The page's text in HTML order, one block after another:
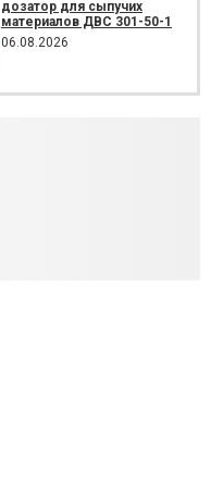
дозатор для сыпучих
материалов ДВС 301-50-1
06.08.2026